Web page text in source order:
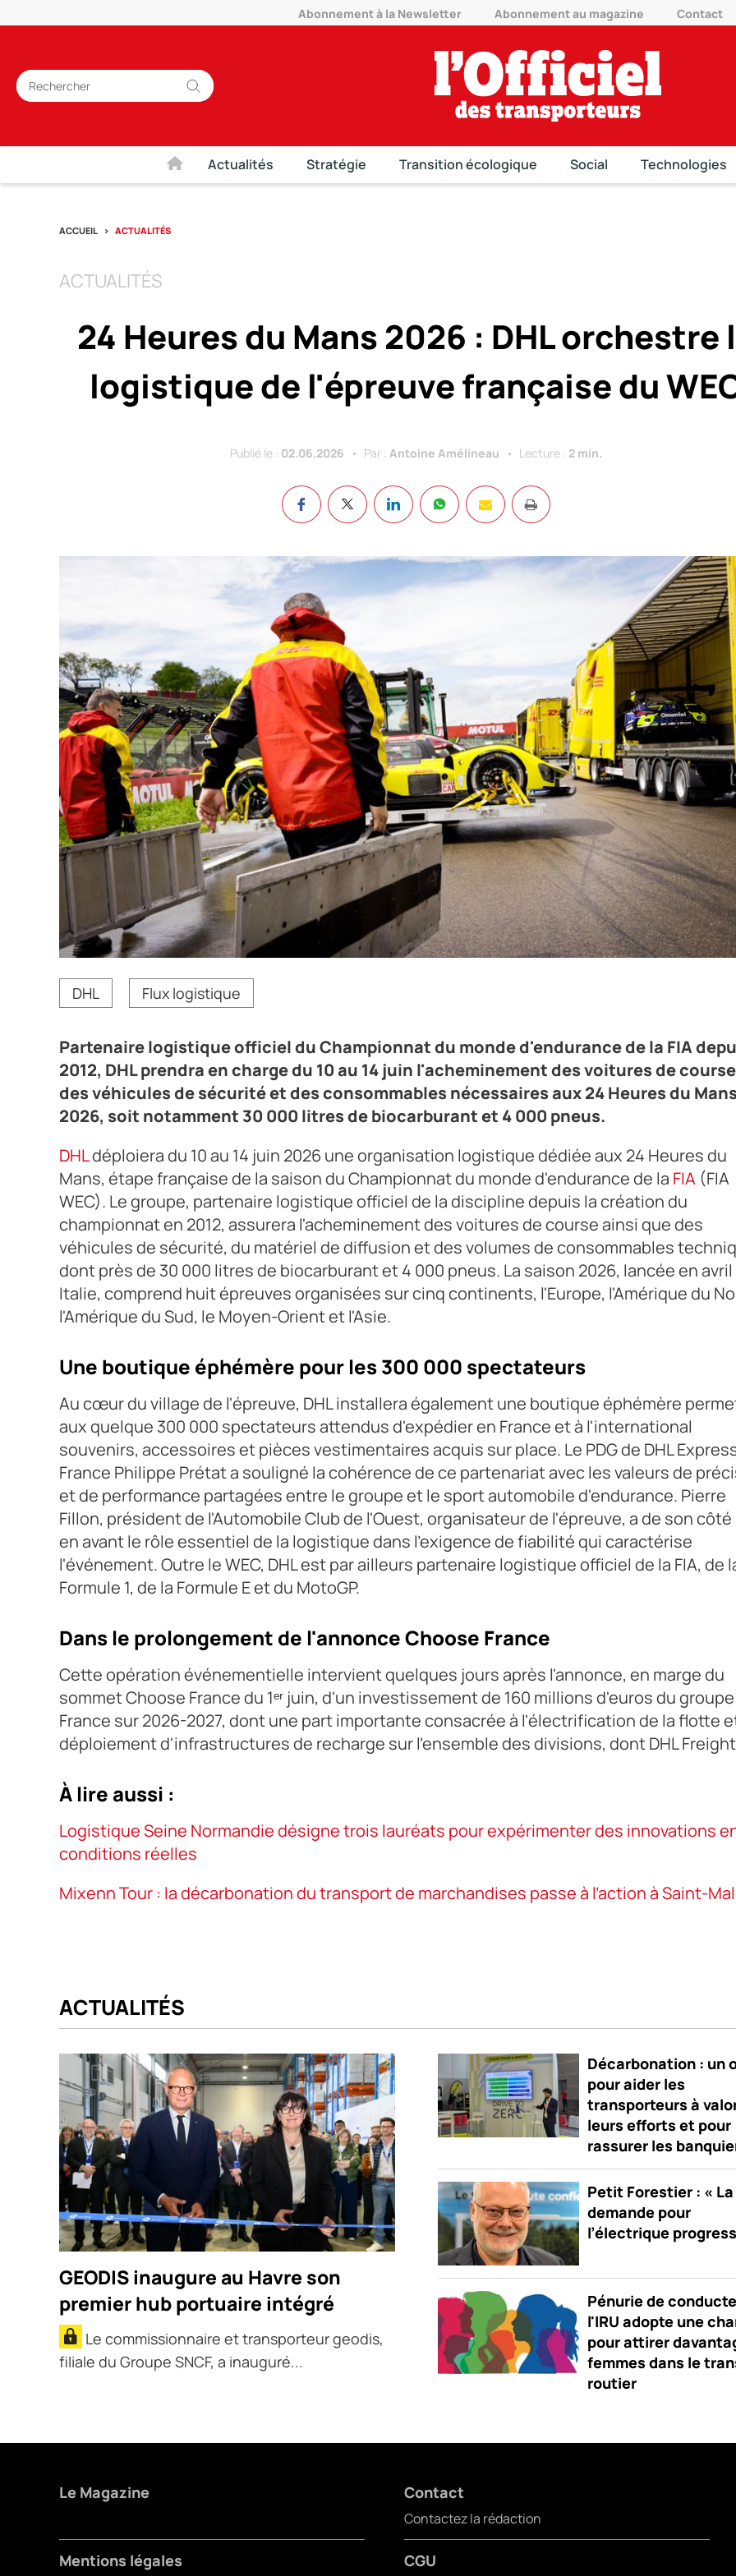
Abonnement à la Newsletter Abonnement au magazine Contact
Actualités Stratégie Transition écologique Social Technologies
ACCUEIL ACTUALITÉS
ACTUALITÉS
24 Heures du Mans 2026 : DHL orchestre
logistique de l'épreuve française du
Publié le : 02.06.2026 Par : Antoine Amélineau Lecture : 2 min.
Partenaire logistique officiel du Championnat du monde d'endurance de la FIA depuis 2012, DHL prendra en charge du
au 14 juin l'acheminement des voitures de course, des véhicules de sécurité et des consommables nécessaires aux
Heures du Mans 2026, soit notamment 30 000 litres de biocarburant et 4 000 pneus.
Crédit photo DHL
DHL Flux logistique
Partenaire logistique officiel du Championnat du monde d'endurance de la FIA
2012, DHL prendra en charge du 10 au 14 juin l'acheminement des voitures de
des véhicules de sécurité et des consommables nécessaires aux 24 Heures du Mans
2026, soit notamment 30 000 litres de biocarburant et 4 000 pneus.
DHLdéploiera du 10 au 14 juin 2026 une organisation logistique dédiée aux 24 Heures du
Mans, étape française de la saison du Championnat du monde d'endurance de la FIA (FIA
WEC). Le groupe, partenaire logistique officiel de la discipline depuis la création du
championnat en 2012, assurera l'acheminement des voitures de course ainsi que des
véhicules de sécurité, du matériel de diffusion et des volumes de consommables
dont près de 30 000 litres de biocarburant et 4 000 pneus. La saison 2026, lancée en avril
Italie, comprend huit épreuves organisées sur cinq continents, l'Europe, l'Amérique du
l'Amérique du Sud, le Moyen-Orient et l'Asie.
Une boutique éphémère pour les 300 000 spectateurs
Au cœur du village de l'épreuve, DHL installera également une boutique éphémère
aux quelque 300 000 spectateurs attendus d'expédier en France et à l'international
souvenirs, accessoires et pièces vestimentaires acquis sur place. Le PDG de DHL
France Philippe Prétat a souligné la cohérence de ce partenariat avec les valeurs de
et de performance partagées entre le groupe et le sport automobile d'endurance. Pierre
Fillon, président de l'Automobile Club de l'Ouest, organisateur de l'épreuve, a de son côté
en avant le rôle essentiel de la logistique dans l'exigence de fiabilité qui caractérise
l'événement. Outre le WEC, DHL est par ailleurs partenaire logistique officiel de la FIA, de
Formule 1, de la Formule E et du MotoGP.
Dans le prolongement de l'annonce Choose France
Cette opération événementielle intervient quelques jours après l'annonce, en marge du
sommet Choose France du 1ᵉʳ juin, d'un investissement de 160 millions d'euros du
France sur 2026-2027, dont une part importante consacrée à l'électrification de la flotte
déploiement d'infrastructures de recharge sur l'ensemble des divisions, dont DHL
À lire aussi :
Logistique Seine Normandie désigne trois lauréats pour expérimenter des innovations
conditions réelles
Mixenn Tour : la décarbonation du transport de marchandises passe à l’action à Saint-
ACTUALITÉS
GEODIS inaugure au Havre son
premier hub portuaire intégré
Le commissionnaire et transporteur geodis,
filiale du Groupe SNCF, a inauguré...
Décarbonation : un
pour aider les
transporteurs à
leurs efforts et pour
rassurer les
Petit Forestier : « La
demande pour
l’électrique
Pénurie de
l'IRU adopte une
pour attirer
femmes dans le
routier
Le Magazine Contact
Contactez la rédaction
Mentions légales CGU